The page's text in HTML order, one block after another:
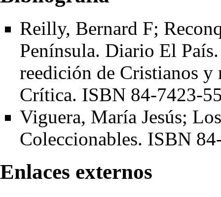
Reilly, Bernard F;
Península. Diario El
reedición de Cristianos
Crítica. ISBN 84-7423-
Viguera, María Jesús;
Coleccionables. ISBN
Enlaces externos